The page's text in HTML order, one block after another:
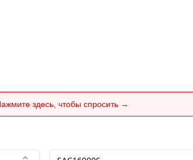
здесь, чтобы спросить →